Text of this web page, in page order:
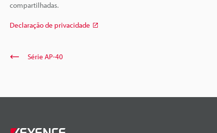
compartilhadas.
Declaração de privacidade
Série AP-40